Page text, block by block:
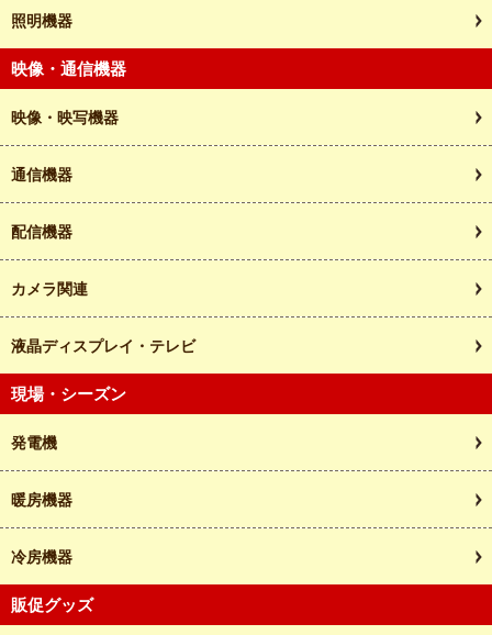
照明機器
映像・通信機器
映像・映写機器
通信機器
配信機器
カメラ関連
液晶ディスプレイ・テレビ
現場・シーズン
発電機
暖房機器
冷房機器
販促グッズ